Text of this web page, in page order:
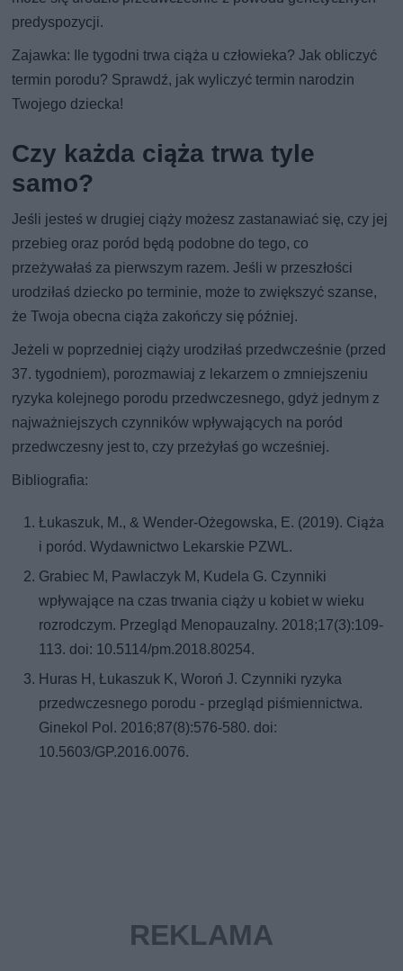
predyspozycji.
Zajawka: Ile tygodni trwa ciąża u człowieka? Jak obliczyć
termin porodu? Sprawdź, jak wyliczyć termin narodzin
Twojego dziecka!
Czy każda ciąża trwa tyle
samo?
Jeśli jesteś w drugiej ciąży możesz zastanawiać się, czy jej
przebieg oraz poród będą podobne do tego, co
przeżywałaś za pierwszym razem. Jeśli w przeszłości
urodziłaś dziecko po terminie, może to zwiększyć szanse,
że Twoja obecna ciąża zakończy się później.
Jeżeli w poprzedniej ciąży urodziłaś przedwcześnie (przed
37. tygodniem), porozmawiaj z lekarzem o zmniejszeniu
ryzyka kolejnego porodu przedwczesnego, gdyż jednym z
najważniejszych czynników wpływających na poród
przedwczesny jest to, czy przeżyłaś go wcześniej.
Bibliografia:
Łukaszuk, M., & Wender-Ożegowska, E. (2019). Ciąża
i poród. Wydawnictwo Lekarskie PZWL.
Grabiec M, Pawlaczyk M, Kudela G. Czynniki
wpływające na czas trwania ciąży u kobiet w wieku
rozrodczym. Przegląd Menopauzalny. 2018;17(3):109-
113. doi: 10.5114/pm.2018.80254.
Huras H, Łukaszuk K, Woroń J. Czynniki ryzyka
przedwczesnego porodu - przegląd piśmiennictwa.
Ginekol Pol. 2016;87(8):576-580. doi:
10.5603/GP.2016.0076.